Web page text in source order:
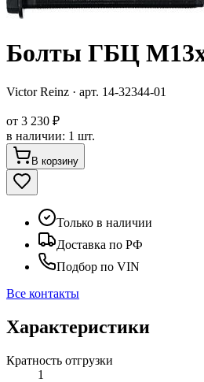
Болты ГБЦ
Victor Reinz · арт. 14-32344-01
от 3 230 ₽
в наличии: 1 шт.
В корзину
Только в наличии
Доставка по РФ
Подбор по VIN
Все контакты
Характеристики
Кратность отгрузки
1